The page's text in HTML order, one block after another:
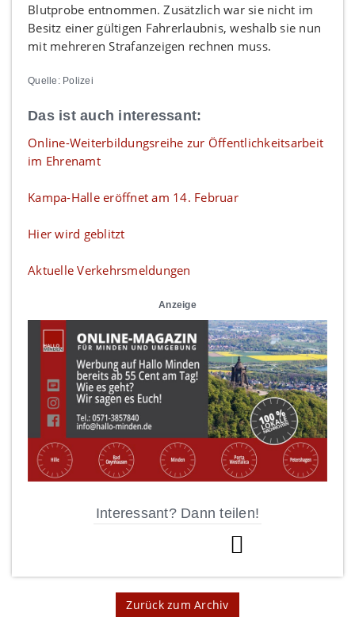
Blutprobe entnommen. Zusätzlich war sie nicht im
Besitz einer gültigen Fahrerlaubnis, weshalb sie nun
mit mehreren Strafanzeigen rechnen muss.
Quelle: Polizei
Das ist auch interessant:
Online-Weiterbildungsreihe zur Öffentlichkeitsarbeit
im Ehrenamt
Kampa-Halle eröffnet am 14. Februar
Hier wird geblitzt
Aktuelle Verkehrsmeldungen
Anzeige
Interessant? Dann teilen!
Zurück zum Archiv